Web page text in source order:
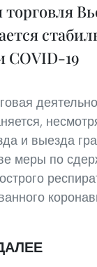
19
и выезда
меры по